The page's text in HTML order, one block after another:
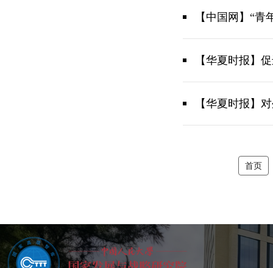
【中国网】“
【华夏时报】
【华夏时报】
首页